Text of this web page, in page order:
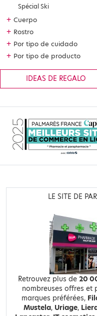
Spécial Ski
+ Cuerpo
+ Rostro
+ Por tipo de cuidado
+ Por tipo de producto
IDEAS DE REGALO
LE SITE DE
Retrouvez plus de 20
nombreuses offres et
marques préférées,
Mustela, Uriage,